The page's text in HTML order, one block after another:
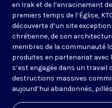
en Irak et de l’enracinement
premiers temps de l’Église,
découverte d’un site
chrétienne, de son
membres de la communauté
produites en partenariat avec
s’est engagée dans un travail
destructions massives
aujourd’hui abandonnés,